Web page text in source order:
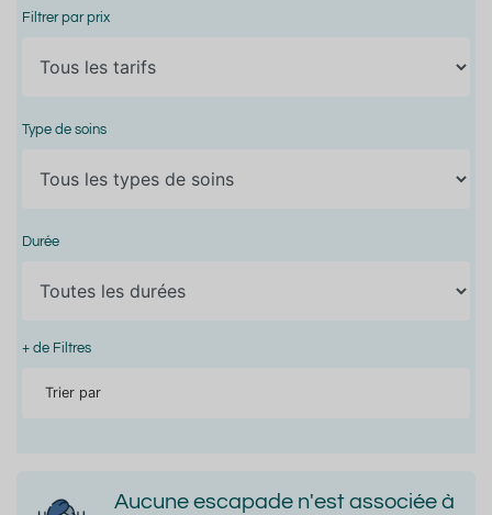
Filtrer par prix
Type de soins
Durée
+ de Filtres
Trier par
Aucune escapade n'est associée à